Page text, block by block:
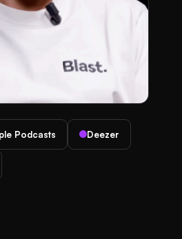
Podcasts Deezer